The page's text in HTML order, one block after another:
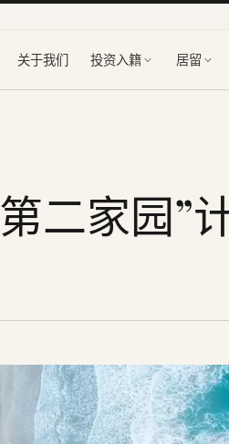
关于我们 投资入籍 居留
二家园”